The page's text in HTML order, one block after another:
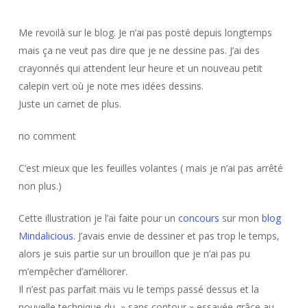
Me revoilà sur le blog. Je n’ai pas posté depuis longtemps
mais ça ne veut pas dire que je ne dessine pas. J’ai des
crayonnés qui attendent leur heure et un nouveau petit
calepin vert où je note mes idées dessins.
Juste un carnet de plus.
no comment
C’est mieux que les feuilles volantes ( mais je n’ai pas arrêté
non plus.)
Cette illustration je l’ai faite pour un concours sur mon blog
Mindalicious. J’avais envie de dessiner et pas trop le temps,
alors je suis partie sur un brouillon que je n’ai pas pu
m’empêcher d’améliorer.
Il n’est pas parfait mais vu le temps passé dessus et la